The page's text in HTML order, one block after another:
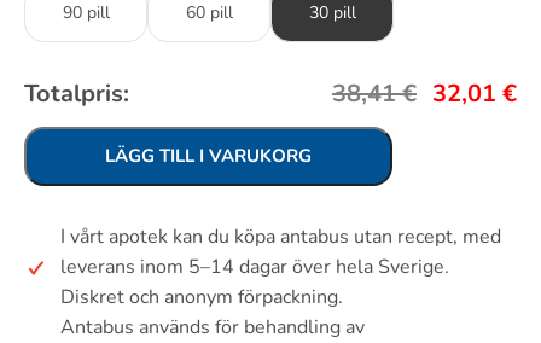
90 pill 60 pill 30 pill
Totalpris: 38,41€ 32,01 €
LÄGG TILL I VARUKORG
I vårt apotek kan du köpa antabus utan recept, med
leverans inom 5–14 dagar över hela Sverige.
Diskret och anonym förpackning.
Antabus används för behandling av